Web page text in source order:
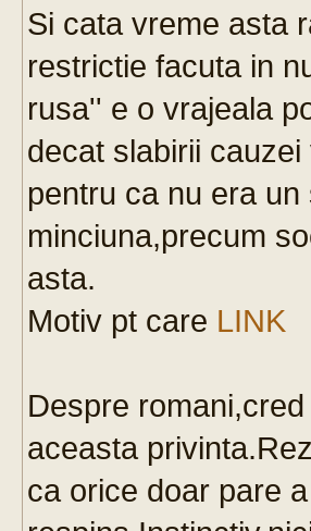
Si cata vreme asta
restrictie facuta in
rusa'' e o vrajeala
decat slabirii
pentru ca nu era
minciuna,precum
asta.
Motiv pt care LINK
Despre
aceasta
ca orice doar pare